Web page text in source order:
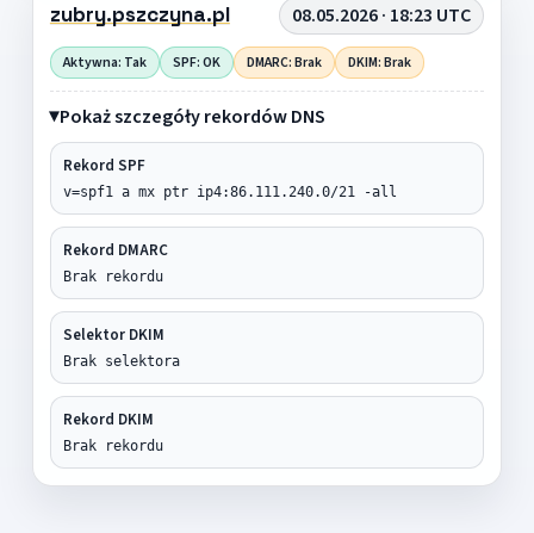
zubry.pszczyna.pl 08.05.2026 · 18:23 UTC
Aktywna: Tak SPF: OK DMARC: Brak DKIM: Brak
Pokaż szczegóły rekordów DNS
Rekord SPF
v=spf1 a mx ptr ip4:86.111.240.0/21 -all
Rekord DMARC
Brak rekordu
Selektor DKIM
Brak selektora
Rekord DKIM
Brak rekordu